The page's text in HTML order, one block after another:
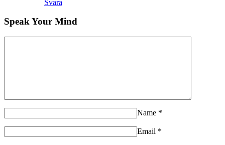
Svara
Speak Your Mind
Name *
Email *